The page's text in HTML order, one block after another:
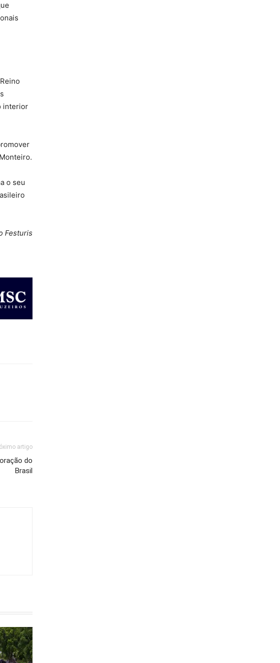
interior
o seu
Festuris
artigo
do
Brasil